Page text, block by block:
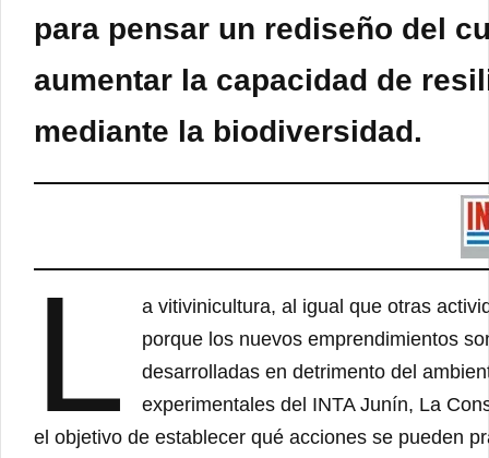
para pensar un rediseño del
aumentar la capacidad de
mediante la biodiversidad.
L
a vitivinicultura, al igual que otras
porque los nuevos emprendimientos
desarrolladas en detrimento del
experimentales del INTA Junín, La
el objetivo de establecer qué acciones se pueden